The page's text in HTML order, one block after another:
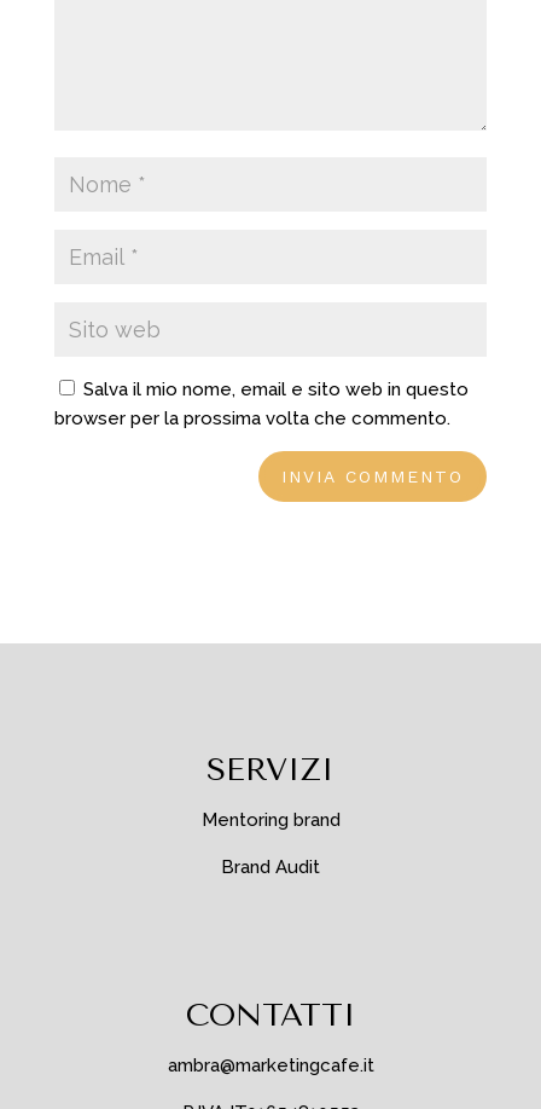
Salva il mio nome, email e sito web in questo
browser per la prossima volta che commento.
SERVIZI
Mentoring brand
Brand Audit
CONTATTI
ambra@marketingcafe.it